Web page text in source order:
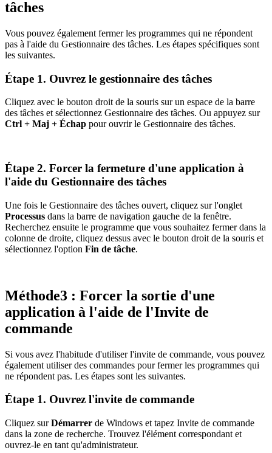
tâches
Vous pouvez également fermer les programmes qui ne répondent
pas à l'aide du Gestionnaire des tâches. Les étapes spécifiques sont
les suivantes.
Étape 1. Ouvrez le gestionnaire des tâches
Cliquez avec le bouton droit de la souris sur un espace de la barre
des tâches et sélectionnez Gestionnaire des tâches. Ou appuyez sur
Ctrl + Maj + Échap pour ouvrir le Gestionnaire des tâches.
Étape 2. Forcer la fermeture d'une application à
l'aide du Gestionnaire des tâches
Une fois le Gestionnaire des tâches ouvert, cliquez sur l'onglet
Processus dans la barre de navigation gauche de la fenêtre.
Recherchez ensuite le programme que vous souhaitez fermer dans la
colonne de droite, cliquez dessus avec le bouton droit de la souris et
sélectionnez l'option Fin de tâche.
Méthode3 : Forcer la sortie d'une
application à l'aide de l'Invite de
commande
Si vous avez l'habitude d'utiliser l'invite de commande, vous pouvez
également utiliser des commandes pour fermer les programmes qui
ne répondent pas. Les étapes sont les suivantes.
Étape 1. Ouvrez l'invite de commande
Cliquez surDémarrer de Windows et tapez Invite de commande
dans la zone de recherche. Trouvez l'élément correspondant et
ouvrez-le en tant qu'administrateur.